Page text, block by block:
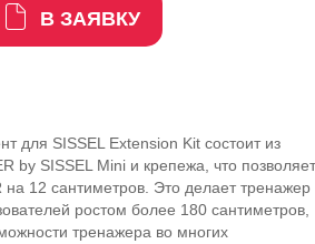
В ЗАЯВКУ
для SISSEL Extension Kit состоит из
by SISSEL Mini и крепежа, что позволяет
на 12 сантиметров. Это делает тренажер
ростом более 180 сантиметров,
тренажера во многих